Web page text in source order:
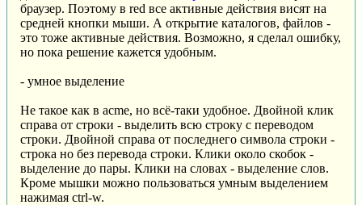
браузер. Поэтому в red все активные действия висят на
средней кнопки мыши. А открытие каталогов, файлов -
это тоже активные действия. Возможно, я сделал ошибку,
но пока решение кажется удобным.
- умное выделение
Не такое как в acme, но всё-таки удобное. Двойной клик
справа от строки - выделить всю строку с переводом
строки. Двойной справа от последнего символа строки -
строка но без перевода строки. Клики около скобок -
выделение до пары. Клики на словах - выделение слов.
Кроме мышки можно пользоваться умным выделением
нажимая ctrl-w.